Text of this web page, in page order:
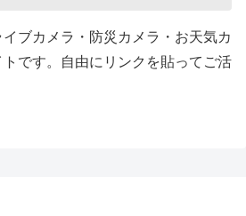
ブカメラ・防災カメラ・お天気カ
です。自由にリンクを貼ってご活